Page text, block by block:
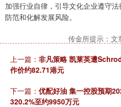
加强行业自律，引导文化企业遵守
防范和化解发展风险。
传金所提示：文
上一篇： 非凡策略 凯莱英遭
作价约82.71港元
下一篇： 优配好油 集一控股预期
320.2%至约9950万元